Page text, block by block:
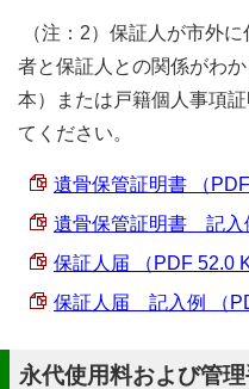
（注：2）保証人が市外
者と保証人との関係がわ
本）または戸籍個人事項
てください。
遺骨保管証明書 （PDF
遺骨保管証明書 記入
保証人届 （PDF 52.0
保証人届 記入例 （
永代使用料および管